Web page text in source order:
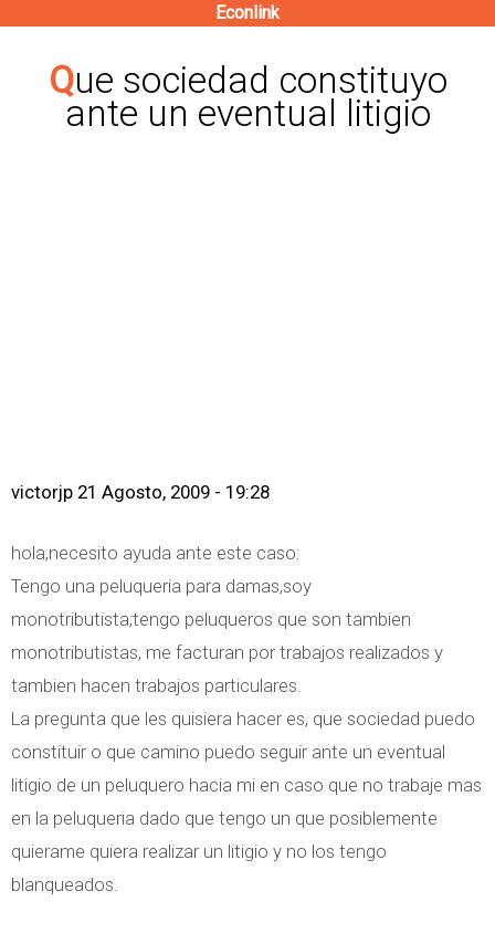
contenido
principal
Econlink
Que sociedad constituyo
ante un eventual litigio
victorjp 21 Agosto, 2009 - 19:28
hola,necesito ayuda ante este caso:
Tengo una peluqueria para damas,soy
monotributista;tengo peluqueros que son tambien
monotributistas, me facturan por trabajos realizados y
tambien hacen trabajos particulares.
La pregunta que les quisiera hacer es, que sociedad puedo
constituir o que camino puedo seguir ante un eventual
litigio de un peluquero hacia mi en caso que no trabaje mas
en la peluqueria dado que tengo un que posiblemente
quierame quiera realizar un litigio y no los tengo
blanqueados.